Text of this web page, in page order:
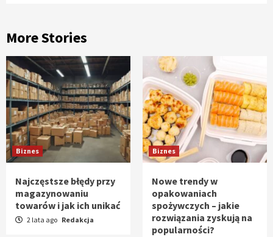
More Stories
Biznes
Najczęstsze błędy przy
magazynowaniu
towarów i jak ich unikać
2 lata ago Redakcja
Biznes
Nowe trendy w
opakowaniach
spożywczych – jakie
rozwiązania zyskują na
popularności?